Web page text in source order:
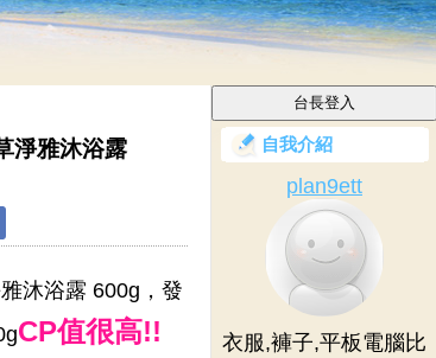
淨雅沐浴露
沐浴露 600g，發
CP值很高!!
自我介紹
plan9ett
衣服,褲子,平板電腦比